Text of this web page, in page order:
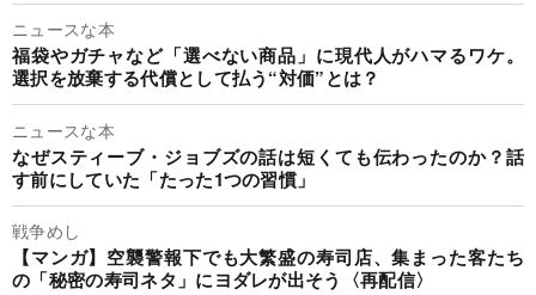
ニュースな本
福袋やガチャなど「選べない商品」に現代人がハマるワケ。
選択を放棄する代償として払う“対価”とは？
ニュースな本
なぜスティーブ・ジョブズの話は短くても伝わったのか？話
す前にしていた「たった1つの習慣」
戦争めし
【マンガ】空襲警報下でも大繁盛の寿司店、集まった客たち
の「秘密の寿司ネタ」にヨダレが出そう〈再配信〉